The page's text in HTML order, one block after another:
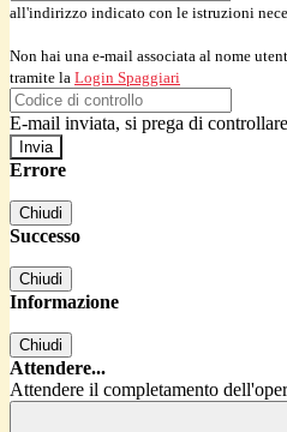
all'indirizzo indicato con le istruzioni
Non hai una e-mail associata al nome
tramite la Login Spaggiari
E-mail inviata, si prega di
Errore
Chiudi
Successo
Chiudi
Informazione
Chiudi
Attendere...
Attendere il completamento